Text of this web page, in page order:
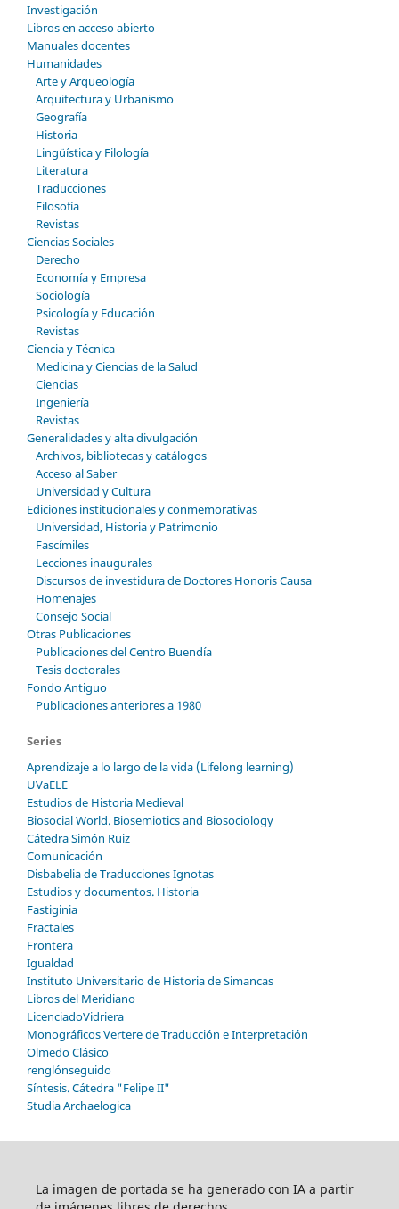
Investigación
Libros en acceso abierto
Manuales docentes
Humanidades
Arte y Arqueología
Arquitectura y Urbanismo
Geografía
Historia
Lingüística y Filología
Literatura
Traducciones
Filosofía
Revistas
Ciencias Sociales
Derecho
Economía y Empresa
Sociología
Psicología y Educación
Revistas
Ciencia y Técnica
Medicina y Ciencias de la Salud
Ciencias
Ingeniería
Revistas
Generalidades y alta divulgación
Archivos, bibliotecas y catálogos
Acceso al Saber
Universidad y Cultura
Ediciones institucionales y conmemorativas
Universidad, Historia y Patrimonio
Fascímiles
Lecciones inaugurales
Discursos de investidura de Doctores Honoris Causa
Homenajes
Consejo Social
Otras Publicaciones
Publicaciones del Centro Buendía
Tesis doctorales
Fondo Antiguo
Publicaciones anteriores a 1980
Series
Aprendizaje a lo largo de la vida (Lifelong learning)
UVaELE
Estudios de Historia Medieval
Biosocial World. Biosemiotics and Biosociology
Cátedra Simón Ruiz
Comunicación
Disbabelia de Traducciones Ignotas
Estudios y documentos. Historia
Fastiginia
Fractales
Frontera
Igualdad
Instituto Universitario de Historia de Simancas
Libros del Meridiano
LicenciadoVidriera
Monográficos Vertere de Traducción e Interpretación
Olmedo Clásico
renglónseguido
Síntesis. Cátedra "Felipe II"
Studia Archaelogica
La imagen de portada se ha generado con IA a partir